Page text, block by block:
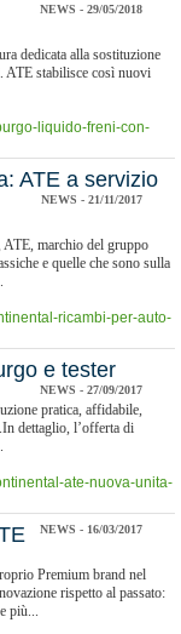
NEWS - 29/05/2018
dedicata alla sostituzione
ATE stabilisce così nuovi
liquido-freni-con-
ATE a servizio
NEWS - 21/11/2017
ATE, marchio del gruppo
e quelle che sono sulla
ricambi-per-auto-
e tester
NEWS - 27/09/2017
pratica, affidabile,
dettaglio, l’offerta di
ate-nuova-unita-
NEWS - 16/03/2017
Premium brand nel
rispetto al passato:
più...